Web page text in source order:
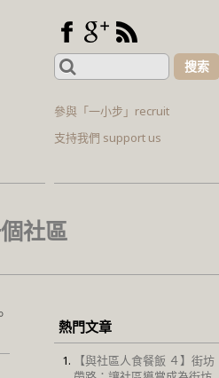
Search
for:
參與「一小步」recruit
支持我們 support us
社區
熱門文章
【與社區人食餐飯 ４】街坊